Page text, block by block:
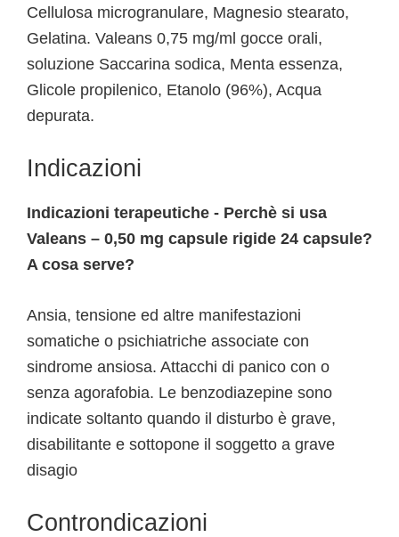
Cellulosa microgranulare, Magnesio stearato,
Gelatina. Valeans 0,75 mg/ml gocce orali,
soluzione Saccarina sodica, Menta essenza,
Glicole propilenico, Etanolo (96%), Acqua
depurata.
Indicazioni
Indicazioni terapeutiche - Perchè si usa
Valeans – 0,50 mg capsule rigide 24 capsule?
A cosa serve?
Ansia, tensione ed altre manifestazioni
somatiche o psichiatriche associate con
sindrome ansiosa. Attacchi di panico con o
senza agorafobia. Le benzodiazepine sono
indicate soltanto quando il disturbo è grave,
disabilitante e sottopone il soggetto a grave
disagio
Controndicazioni